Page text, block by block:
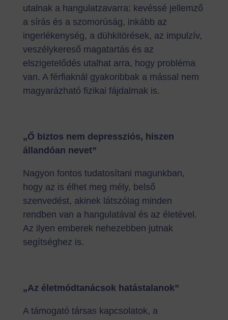
utalnak a hangulatzavarra: kevéssé jellemző
a sírás és a szomorúság, inkább az
ingerlékenység, a dühkitörések, az impulzív,
veszélykereső magatartás és az
elszigetelődés utalhat arra, hogy probléma
van. A férfiaknál gyakoribbak a mással nem
magyarázható fizikai fájdalmak is.
„Ő biztos nem depressziós, hiszen
állandóan nevet”
Nagyon fontos tudatosítani magunkban,
hogy az is élhet meg mély, belső
szenvedést, akinek látszólag minden
rendben van a hangulatával és az életével.
Az ilyen emberek nehezebben jutnak
segítséghez is.
„Az életmódtanácsok hatástalanok”
A támogató társas kapcsolatok, a